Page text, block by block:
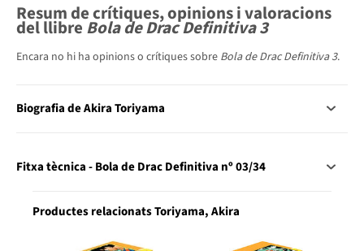
Resum de crítiques, opinions i valoracions
del llibreBola de Drac Definitiva 3
Encara no hi ha opinions o crítiques sobre Bola de Drac Definitiva 3.
Biografia de Akira Toriyama
Fitxa tècnica - Bola de Drac Definitiva nº 03/34
Productes relacionats Toriyama, Akira